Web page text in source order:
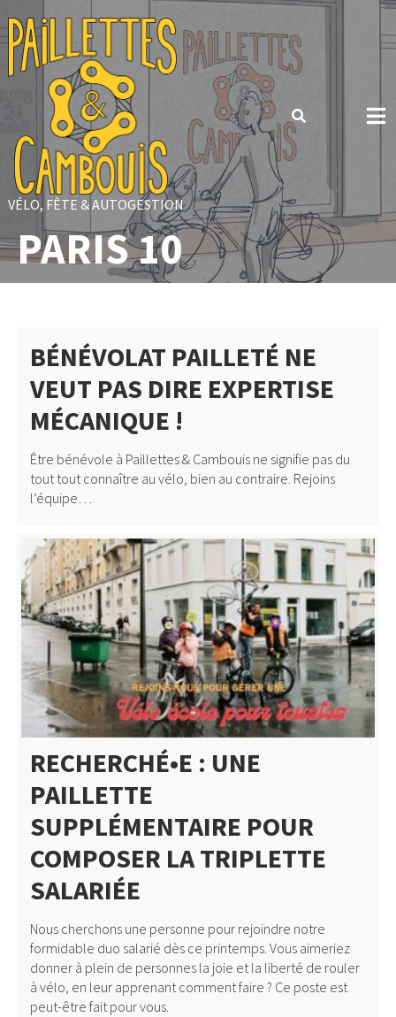
to
content
VÉLO, FÊTE & AUTOGESTION
PARIS 10
BÉNÉVOLAT PAILLETÉ NE
VEUT PAS DIRE EXPERTISE
MÉCANIQUE !
Être bénévole à Paillettes & Cambouis ne signifie pas du
tout tout connaître au vélo, bien au contraire. Rejoins
l’équipe…
RECHERCHÉ•E : UNE
PAILLETTE
SUPPLÉMENTAIRE POUR
COMPOSER LA TRIPLETTE
SALARIÉE
Nous cherchons une personne pour rejoindre notre
formidable duo salarié dès ce printemps. Vous aimeriez
donner à plein de personnes la joie et la liberté de rouler
à vélo, en leur apprenant comment faire ? Ce poste est
peut-être fait pour vous.